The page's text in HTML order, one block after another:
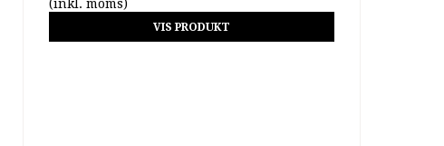
(inkl. moms)
VIS PRODUKT